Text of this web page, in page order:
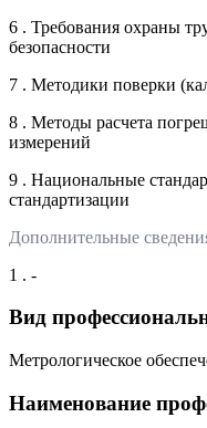
6 . Требования охраны
безопасности
7 . Методики поверки
8 . Методы расчета
измерений
9 . Национальные
стандартизации
Дополнительные
1 . -
Вид
Метрологическое
Наименование